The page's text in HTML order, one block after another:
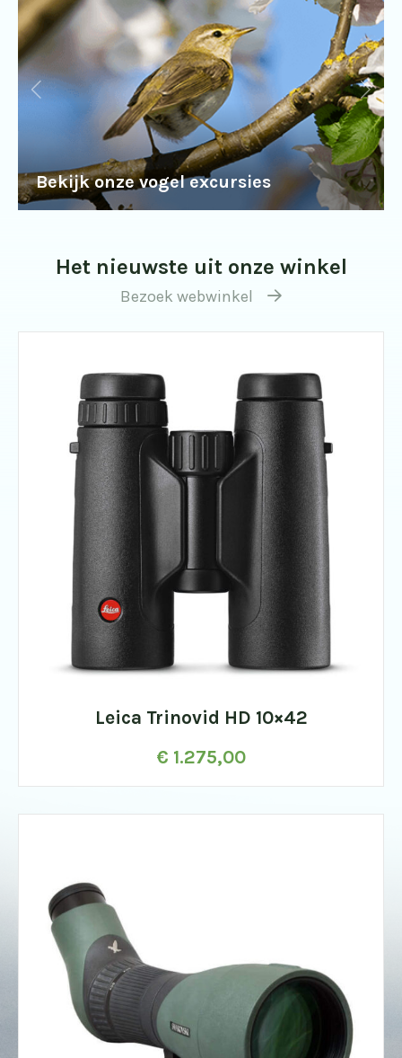
Bekijk onze vogel excursies
Het nieuwste uit onze winkel
Bezoek webwinkel
Leica Trinovid HD 10×42
€ 1.275,00